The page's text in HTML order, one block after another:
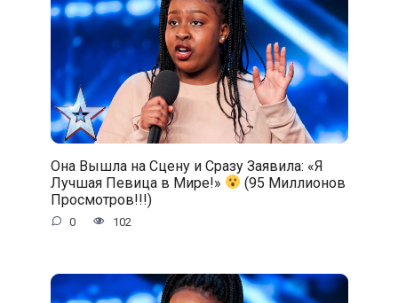
Она Вышла на Сцену и Сразу Заявила: «Я
Лучшая Певица в Мире!»
(95 Миллионов
Просмотров!!!)
0 102